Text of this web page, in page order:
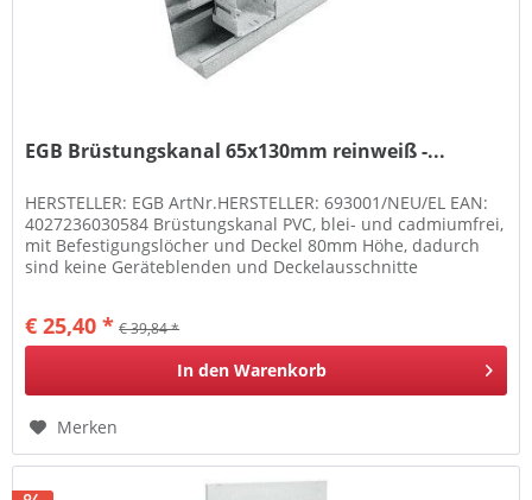
EGB Brüstungskanal 65x130mm reinweiß -...
HERSTELLER: EGB ArtNr.HERSTELLER: 693001/NEU/EL EAN:
4027236030584 Brüstungskanal PVC, blei- und cadmiumfrei,
mit Befestigungslöcher und Deckel 80mm Höhe, dadurch
sind keine Geräteblenden und Deckelausschnitte
€ 25,40 * € 39,84 *
In den Warenkorb
Merken